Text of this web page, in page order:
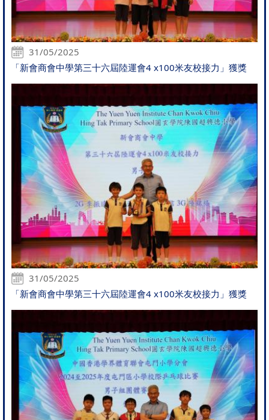
31/05/2025
「新會商會中學第三十六屆陸運會4 x100米友校接力」獲獎
31/05/2025
「新會商會中學第三十六屆陸運會4 x100米友校接力」獲獎